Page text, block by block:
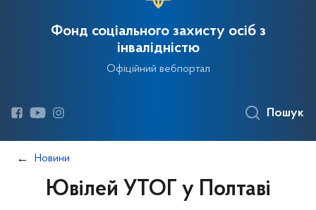
Фонд соціального захисту осіб з
інвалідністю
Офіційний вебпортал
Пошук
Новини
Ювілей УТОГ у Полтаві